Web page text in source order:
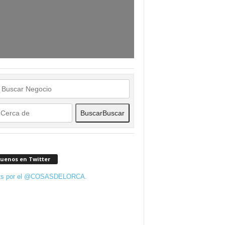
BuscarBuscar
en Twitter
por el @COSASDELORCA.